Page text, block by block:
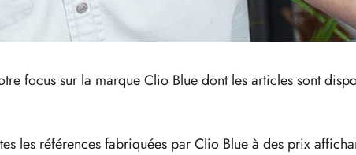
focus sur la marque Clio Blue dont les articles sont
les références fabriquées par Clio Blue à des prix